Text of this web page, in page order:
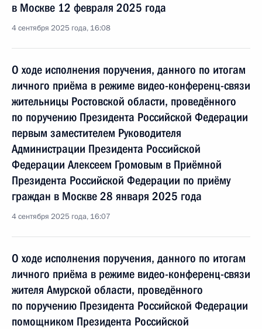
в Москве 12 февраля 2025 года
4 сентября 2025 года, 16:08
О ходе исполнения поручения, данного по итогам
личного приёма в режиме видео-конференц-связи
жительницы Ростовской области, проведённого
по поручению Президента Российской Федерации
первым заместителем Руководителя
Администрации Президента Российской
Федерации Алексеем Громовым в Приёмной
Президента Российской Федерации по приёму
граждан в Москве 28 января 2025 года
4 сентября 2025 года, 16:07
О ходе исполнения поручения, данного по итогам
личного приёма в режиме видео-конференц-связи
жителя Амурской области, проведённого
по поручению Президента Российской Федерации
помощником Президента Российской